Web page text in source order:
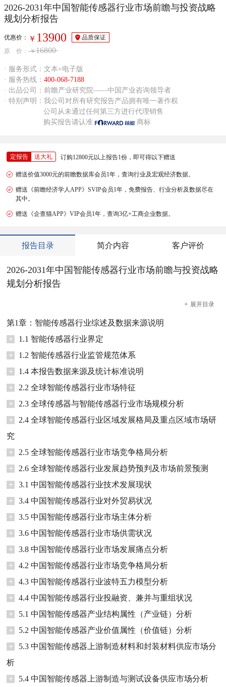
2026-2031年中国智能传感器行业市场前瞻与投资战略
规划分析报告
优惠价： ￥ 13900
品质保证
原 价： ￥16800
· 服务形式：文本+电子版
· 服务热线： 400-068-7188
· 出品公司：前瞻产业研究院——中国产业咨询领导者
· 特别声明：我公司对所有研究报告产品拥有唯一著作权
公司从未通过任何第三方进行代理销售
购买报告请认准
商标
定报告 送大礼 订购12800元以上报告1份，即可得以下赠送
赠送价值3000元的前瞻数据库会员1年，查询行业及宏观经济数据。
赠送《前瞻经济学人APP》SVIP会员1年，免费报告、行业分析及数据尽在
其中。
赠送《企查猫APP》VIP会员1年，查询3亿+工商企业数据。
报告目录 简介内容 客户评价
2026-2031年中国智能传感器行业市场前瞻与投资战略
规划分析报告
+ 展开目录
第1章：智能传感器行业综述及数据来源说明
+
1.1 智能传感器行业界定
+
1.2 智能传感器行业监管规范体系
+
1.4 本报告数据来源及统计标准说明
+
2.2 全球智能传感器行业市场特征
+
2.3 全球传感器与智能传感器行业市场规模分析
+
2.4 全球智能传感器行业区域发展格局及重点区域市场研
究
+
2.5 全球智能传感器行业市场竞争格局分析
+
2.6 全球智能传感器行业发展趋势预判及市场前景预测
+
3.1 中国智能传感器行业技术发展现状
+
3.4 中国智能传感器行业对外贸易状况
+
3.5 中国智能传感器行业市场主体分析
+
3.6 中国智能传感器行业市场供需状况
+
3.8 中国智能传感器行业市场发展痛点分析
+
4.2 中国智能传感器行业市场竞争格局分析
+
4.3 中国智能传感器行业波特五力模型分析
+
4.4 中国智能传感器行业投融资、兼并与重组状况
+
5.1 中国智能传感器产业结构属性（产业链）分析
+
5.2 中国智能传感器产业价值属性（价值链）分析
+
5.3 中国智能传感器上游制造材料和封装材料供应市场分
析
+
5.4 中国智能传感器上游制造与测试设备供应市场分析